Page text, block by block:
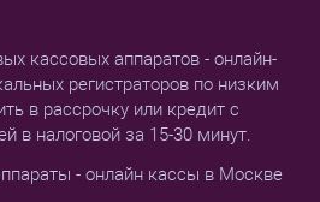
кассовых аппаратов - онлайн-
регистраторов по низким
в рассрочку или кредит с
в налоговой за 15-30 минут.
- онлайн кассы в Москве